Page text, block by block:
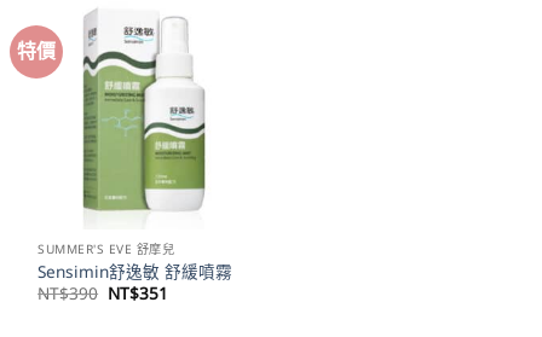
特價
SUMMER'S EVE 舒摩兒
Sensimin舒逸敏 舒緩噴霧
NT$390 原
NT$351